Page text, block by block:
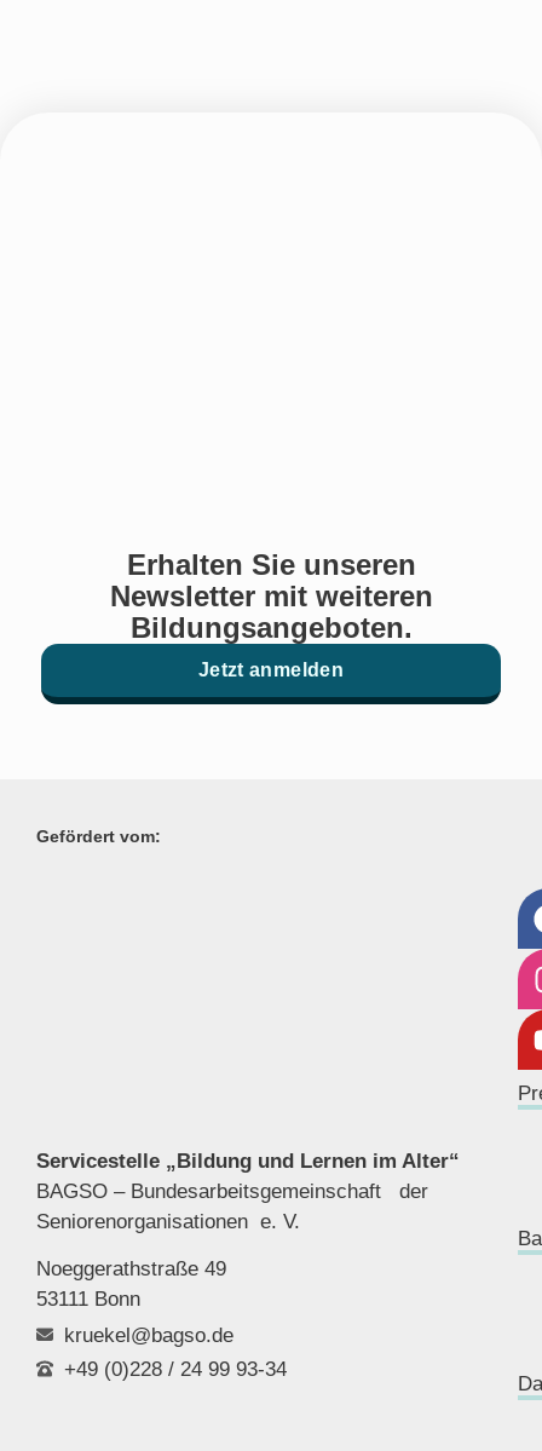
Erhalten Sie unseren
Newsletter mit weiteren
Bildungsangeboten.
Jetzt anmelden
Gefördert vom:
Servicestelle „Bildung und Lernen im Alter“
BAGSO – Bundesarbeitsgemeinschaft der
Seniorenorganisationen e. V.
Noeggerathstraße 49
53111 Bonn
kruekel@bagso.de
+49 (0)228 / 24 99 93-34